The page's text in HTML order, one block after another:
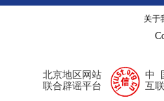
关于
北京地区网站
联合辟谣平台
中
互